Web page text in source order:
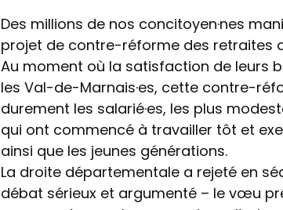
Des millions de nos concitoyen·nes
projet de contre-réforme des retraites
Au moment où la satisfaction de leurs
les Val-de-Marnais·es, cette contre-
durement les salarié·es, les plus
qui ont commencé à travailler tôt et
ainsi que les jeunes générations.
La droite départementale a rejeté en
débat sérieux et argumenté – le vœu